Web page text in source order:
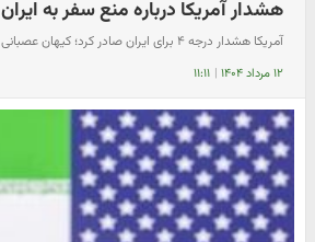
هشدار آمریکا درباره منع سفر به ایران
آمریکا هشدار درجه ۴ برای ایران صادر کرد؛ کیهان عصبانی شد
۱۲ مرداد ۱۴۰۴ | ۱۱:۱۱